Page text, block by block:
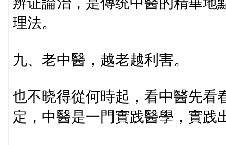
理法。
九、老中醫，越老越利害。
也不晓得從何時起，看中醫先看
定，中醫是一門實践醫學，實践